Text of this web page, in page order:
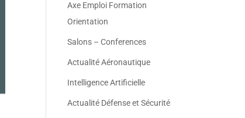
Axe Emploi Formation
Orientation
Salons – Conferences
Actualité Aéronautique
Intelligence Artificielle
Actualité Défense et Sécurité